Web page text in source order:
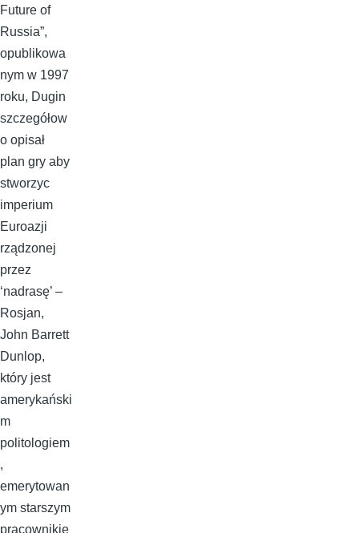
Future of
Russia”,
opublikowa
nym w 1997
roku, Dugin
szczegółow
o opisał
plan gry aby
stworzyc
imperium
Euroazji
rządzonej
przez
‘nadrasę’ –
Rosjan,
John Barrett
Dunlop,
który jest
amerykański
m
politologiem
,
emerytowan
ym starszym
pracownikie